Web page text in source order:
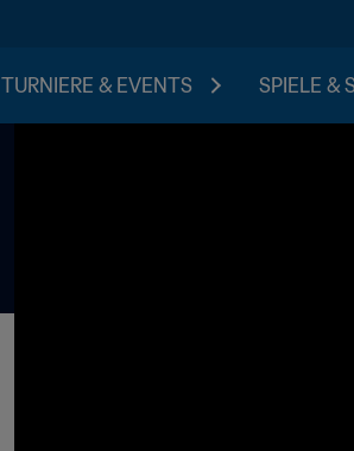
TURNIERE & EVENTS SPIELE &